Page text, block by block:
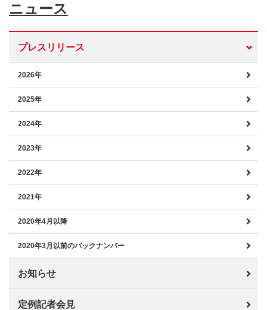
ニュース
プレスリリース
2026年
2025年
2024年
2023年
2022年
2021年
2020年4月以降
2020年3月以前のバックナンバー
お知らせ
定例記者会見